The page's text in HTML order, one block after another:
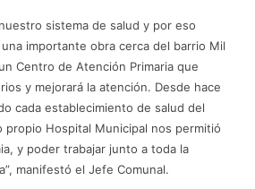
sistema de salud y por eso
importante obra cerca del barrio Mil
Centro de Atención Primaria que
y mejorará la atención. Desde hace
cada establecimiento de salud del
Hospital Municipal nos permitió
y poder trabajar junto a toda la
manifestó el Jefe Comunal.